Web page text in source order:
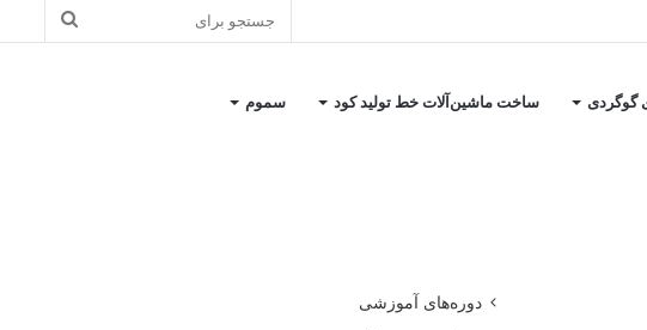
جستجو
گوگردی ساخت ماشین‌آلات خط تولید کود سموم
دوره‌های آموزشی